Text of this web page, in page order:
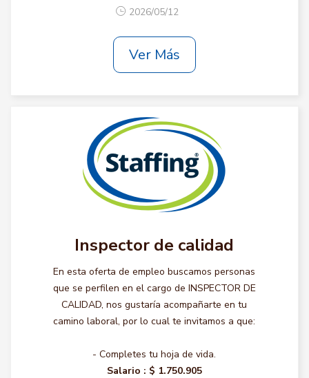
2026/05/12
Ver Más
Inspector de calidad
En esta oferta de empleo buscamos personas
que se perfilen en el cargo de INSPECTOR DE
CALIDAD, nos gustaría acompañarte en tu
camino laboral, por lo cual te invitamos a que:
- Completes tu hoja de vida.
Salario : $ 1.750.905